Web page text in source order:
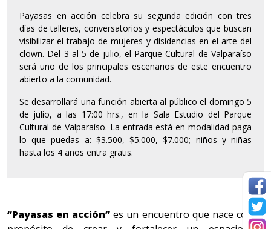
Payasas en acción celebra su segunda edición con tres
días de talleres, conversatorios y espectáculos que buscan
visibilizar el trabajo de mujeres y disidencias en el arte del
clown. Del 3 al 5 de julio, el Parque Cultural de Valparaíso
será uno de los principales escenarios de este encuentro
abierto a la comunidad.
Se desarrollará una función abierta al público el domingo 5
de julio, a las 17:00 hrs., en la Sala Estudio del Parque
Cultural de Valparaíso. La entrada está en modalidad paga
lo que puedas a: $3.500, $5.000, $7.000; niños y niñas
hasta los 4 años entra gratis.
“Payasas en acción”es un encuentro que nace con el